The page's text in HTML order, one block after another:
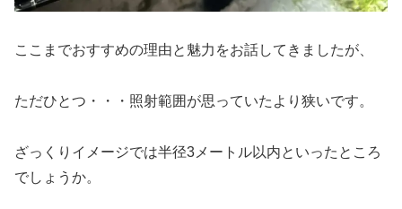
ここまでおすすめの理由と魅力をお話してきましたが、
ただひとつ・・・照射範囲が思っていたより狭いです。
ざっくりイメージでは半径3メートル以内といったところ
でしょうか。